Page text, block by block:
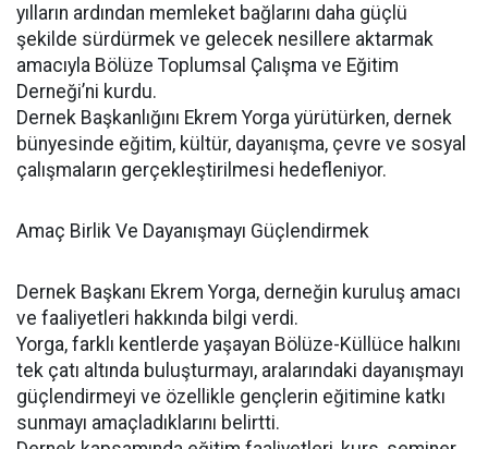
yılların ardından memleket bağlarını daha güçlü
şekilde sürdürmek ve gelecek nesillere aktarmak
amacıyla Bölüze Toplumsal Çalışma ve Eğitim
Derneği’ni kurdu.
Dernek Başkanlığını Ekrem Yorga yürütürken, dernek
bünyesinde eğitim, kültür, dayanışma, çevre ve sosyal
çalışmaların gerçekleştirilmesi hedefleniyor.
Amaç Birlik Ve Dayanışmayı Güçlendirmek
Dernek Başkanı Ekrem Yorga, derneğin kuruluş amacı
ve faaliyetleri hakkında bilgi verdi.
Yorga, farklı kentlerde yaşayan Bölüze-Küllüce halkını
tek çatı altında buluşturmayı, aralarındaki dayanışmayı
güçlendirmeyi ve özellikle gençlerin eğitimine katkı
sunmayı amaçladıklarını belirtti.